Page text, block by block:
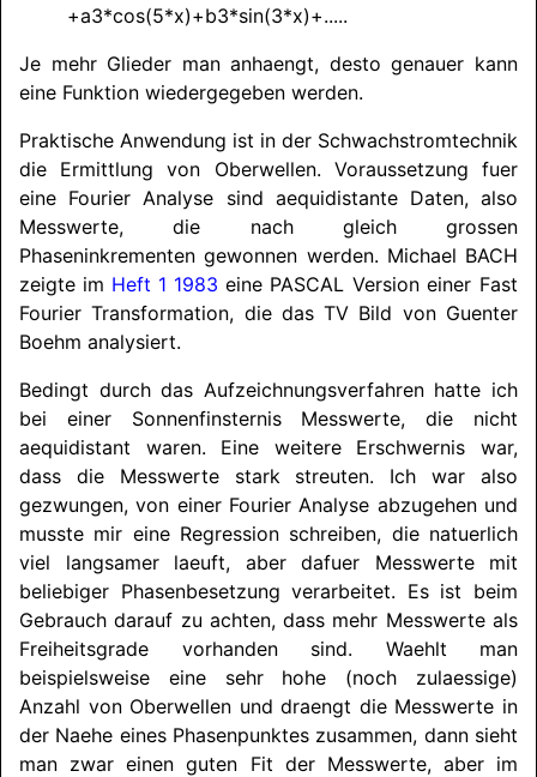
+a3*cos(5*x)+b3*sin(3*x)+.....
Je mehr Glieder man anhaengt, desto genauer kann
eine Funktion wiedergegeben werden.
Praktische Anwendung ist in der Schwachstromtechnik
die Ermittlung von Oberwellen. Voraussetzung fuer
eine Fourier Analyse sind aequidistante Daten, also
Messwerte, die nach gleich grossen
Phaseninkrementen gewonnen werden. Michael BACH
zeigte im Heft 1 1983 eine PASCAL Version einer Fast
Fourier Transformation, die das TV Bild von Guenter
Boehm analysiert.
Bedingt durch das Aufzeichnungsverfahren hatte ich
bei einer Sonnenfinsternis Messwerte, die nicht
aequidistant waren. Eine weitere Erschwernis war,
dass die Messwerte stark streuten. Ich war also
gezwungen, von einer Fourier Analyse abzugehen und
musste mir eine Regression schreiben, die natuerlich
viel langsamer laeuft, aber dafuer Messwerte mit
beliebiger Phasenbesetzung verarbeitet. Es ist beim
Gebrauch darauf zu achten, dass mehr Messwerte als
Freiheitsgrade vorhanden sind. Waehlt man
beispielsweise eine sehr hohe (noch zulaessige)
Anzahl von Oberwellen und draengt die Messwerte in
der Naehe eines Phasenpunktes zusammen, dann sieht
man zwar einen guten Fit der Messwerte, aber im